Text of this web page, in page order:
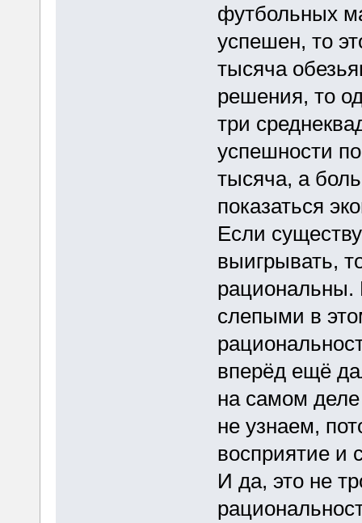
футбольных
успешен, то
тысяча
решения, то
три
успешности
тысяча, а
показаться
Если
выигрывать,
рациональны.
слепыми в
вперёд ещё
на самом
не узнаем,
восприятие и
И да, это не